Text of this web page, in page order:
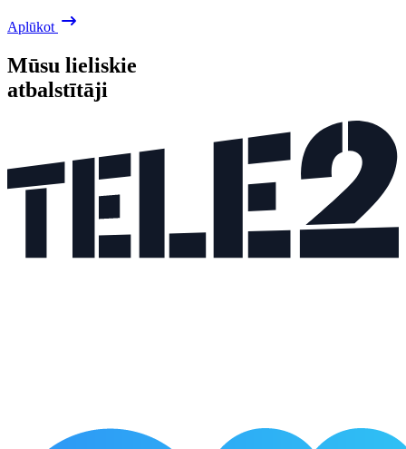
Aplūkot
Mūsu lieliskie
atbalstītāji